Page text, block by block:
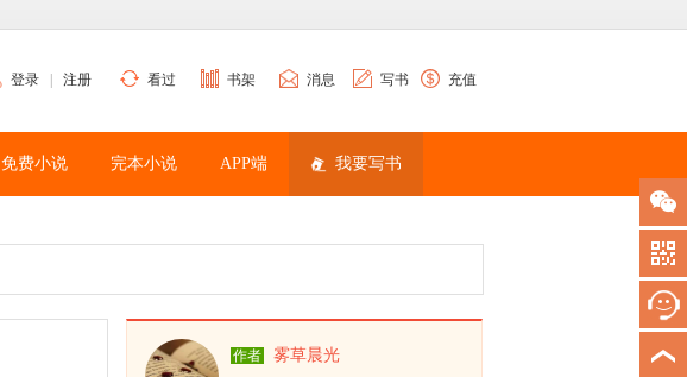
登录 注册 看过 书架 消息 写书 充值
免费小说 完本小说 APP端 我要写书
作者 雾草晨光